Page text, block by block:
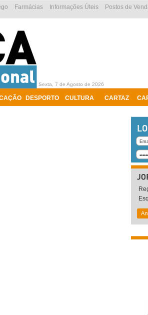
DESPORTO CULTURA CARTAZ
Postos de
Informações Úteis
Farmácias
Sexta, 7 de Agosto de 2026